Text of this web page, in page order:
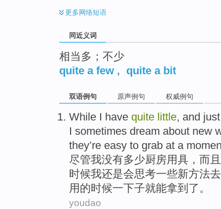
更多网络短语
同近义词
相当多；不少
quite a few , quite a bit
双语例句 原声例句 权威例句
While I have quite little, and
I sometimes dream about new
they’re easy to grab at a
尽管我没有多少厨房用具， 而且
时候我还是会思考一些新方法去
用的时候一下子就能拿到了。
youdao